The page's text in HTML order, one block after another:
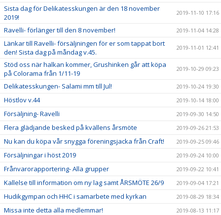
Sista dag för Delikatesskungen är den 18 november
2019!
2019-11-10 17:16
Ravelli- förlänger till den 8 november! 2019-11-04 14:28
Länkar till Ravelli- försäljningen för er som tappat bort
den! Sista dag på måndag v.45.
2019-11-01 12:41
Stöd oss när halkan kommer, Grushinken går att köpa
på Colorama från 1/11-19
2019-10-29 09:23
Delikatesskungen- Salami mm till Jul! 2019-10-24 19:30
Höstlov v.44 2019-10-14 18:00
Försäljning- Ravelli 2019-09-30 14:50
Flera glädjande besked på kvällens årsmöte 2019-09-26 21:53
Nu kan du köpa vår snygga föreningsjacka från Craft! 2019-09-25 09:46
Försäljningar i höst 2019 2019-09-24 10:00
Frånvarorapportering- Alla grupper 2019-09-22 10:41
Kallelse till information om ny lag samt ÅRSMÖTE 26/9 2019-09-04 17:21
Hudikgympan och HHC i samarbete med kyrkan 2019-08-29 18:34
Missa inte detta alla medlemmar! 2019-08-13 11:17